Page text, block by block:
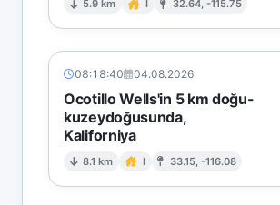
5.9 km I 32.64, -115.75
08:18:40 04.08.2026
Ocotillo Wells'in 5 km doğu-
kuzeydoğusunda,
Kaliforniya
8.1 km I 33.15, -116.08